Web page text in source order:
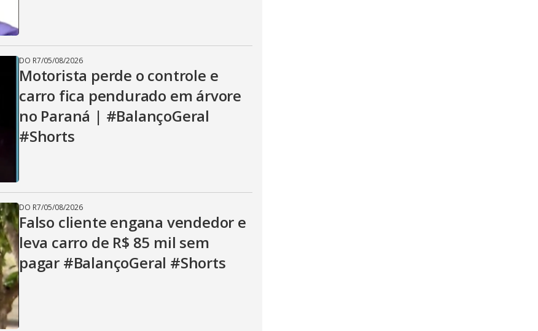
DO R7/05/08/2026
Motorista perde o controle e
carro fica pendurado em árvore
no Paraná | #BalançoGeral
#Shorts
DO R7/05/08/2026
Falso cliente engana vendedor e
leva carro de R$ 85 mil sem
pagar #BalançoGeral #Shorts